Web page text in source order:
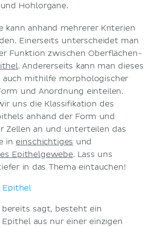
Hohlorgane.
kann anhand mehrerer Kriterien
Einerseits unterscheidet man
Funktion zwischen Oberflächen-
. Andererseits kann man dieses
auch mithilfe morphologischer
und Anordnung einteilen.
uns die Klassifikation des
anhand der Form und
Zellen an und unterteilen das
in einschichtiges und
Epithelgewebe. Lass uns
in das Thema eintauchen!
Epithel
bereits sagt, besteht ein
aus nur einer einzigen